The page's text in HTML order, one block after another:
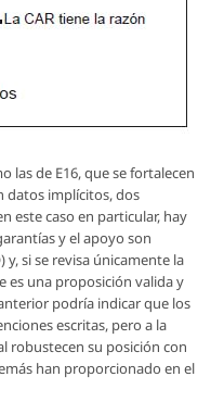
las de E16, que se fortalecen
datos implícitos, dos
este caso en particular, hay
y el apoyo son
si se revisa únicamente la
es una proposición valida y
podría indicar que los
escritas, pero a la
robustecen su posición con
han proporcionado en el